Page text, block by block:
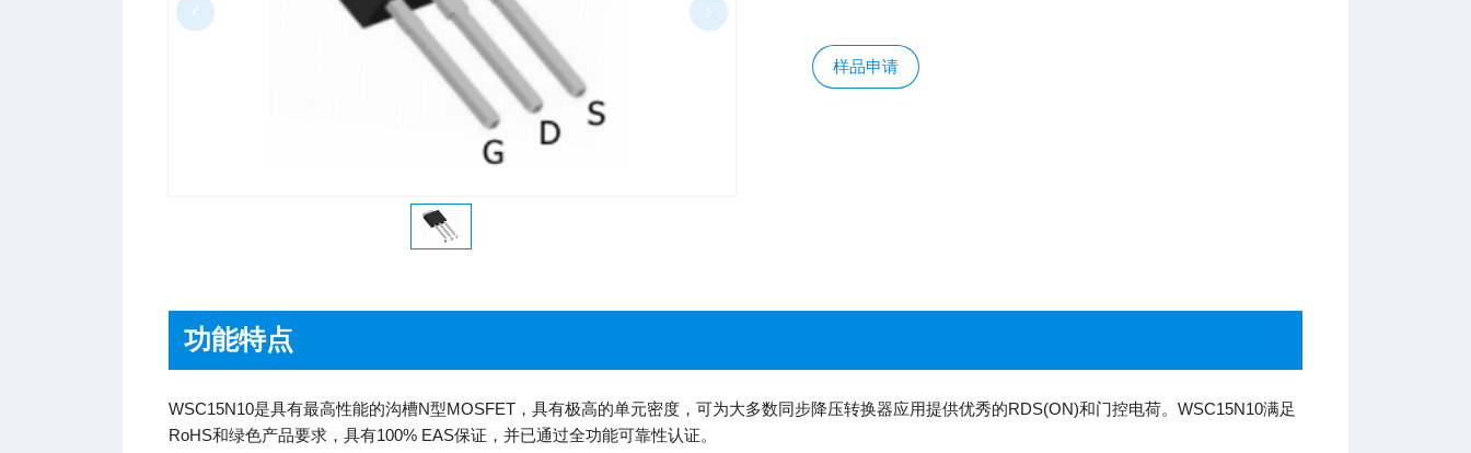
样品申请
功能特点
WSC15N10是具有最高性能的沟槽N型MOSFET，具有极高的单元密度，可为大多数同步降压转换器应用提供优秀的RDS(ON)和门控电荷。WSC15N10满足
RoHS和绿色产品要求，具有100% EAS保证，并已通过全功能可靠性认证。